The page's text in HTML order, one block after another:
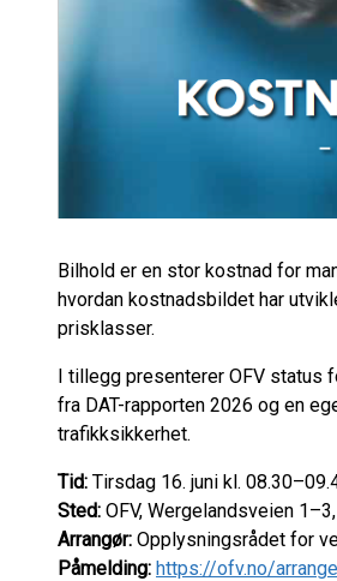
Bilhold er en stor kostnad for
hvordan kostnadsbildet har
prisklasser.
I tillegg presenterer OFV status
fra DAT-rapporten 2026 og en
trafikksikkerhet.
Tid: Tirsdag 16. juni kl.
Sted: OFV, Wergelandsveien
Arrangør: Opplysningsrådet for
Påmelding: https://ofv.no/